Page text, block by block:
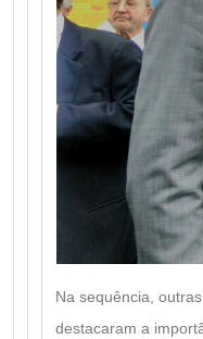
Na sequência,
destacaram a